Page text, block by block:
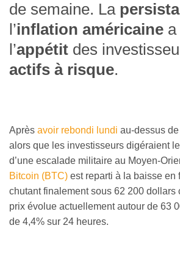
de semaine. La
l’inflation américaine a
l’appétit des
actifs à risque.
Après avoir rebondi lundi au-dessus
alors que les investisseurs digéraient
d’une escalade militaire au Moyen-
Bitcoin (BTC) est reparti à la baisse en
chutant finalement sous 62 200 dollars
prix évolue actuellement autour de 63
de 4,4% sur 24 heures.